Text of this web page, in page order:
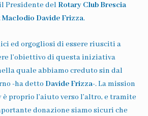
Presidente delRotary Club Brescia
Maclodio Davide Frizza.
ed orgogliosi di essere riusciti a
l’obiettivo di questa iniziativa
quale abbiamo creduto sin dal
-ha detto Davide Frizza-.La mission
è proprio l’aiuto verso l’altro, e tramite
donazione siamo sicuri che